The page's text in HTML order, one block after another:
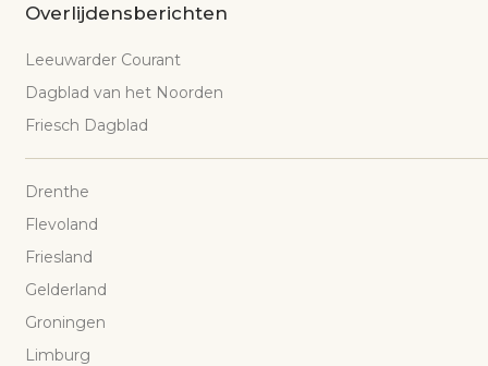
Overlijdensberichten
Leeuwarder Courant
Dagblad van het Noorden
Friesch Dagblad
Drenthe
Flevoland
Friesland
Gelderland
Groningen
Limburg